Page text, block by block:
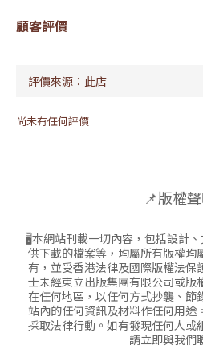
顧客評價
尚未有任何評價
📌版權
🖥本網站刊載一切內容，包括設計
供下載的檔案等，均屬所有版權均
有，並受香港法律及國際版權法保
士未經東立出版集團有限公司或版
在任何地區，以任何方式抄襲、節
站內的任何資訊及材料作任何用途
採取法律行動。如有發現任何人或
請立即與我們